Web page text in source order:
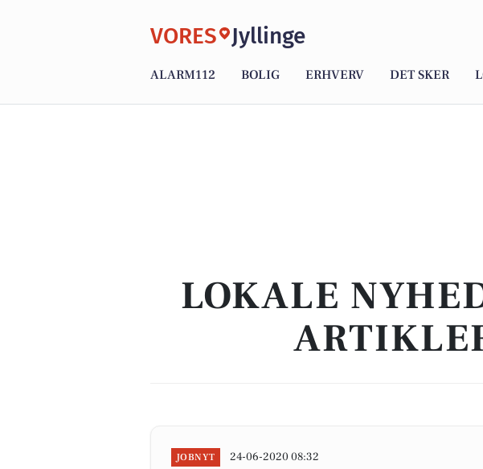
VORES Jyllinge
ALARM112 BOLIG ERHVERV DET SKER
LOKALE
JOBNYT 24-06-2020 08:32